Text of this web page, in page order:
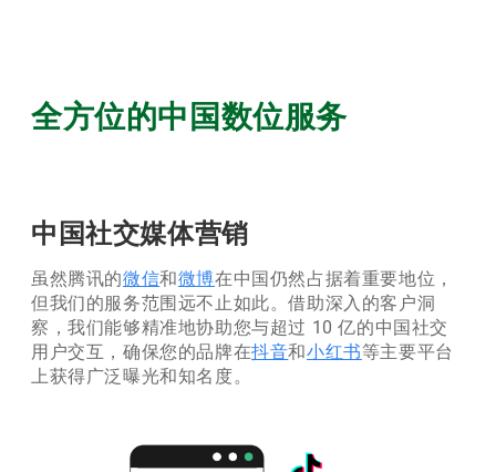
全方位的中国数位服务
中国社交媒体营销
虽然腾讯的微信和微博在中国仍然占据着重要地位，
但我们的服务范围远不止如此。借助深入的客户洞
察，我们能够精准地协助您与超过 10 亿的中国社交
用户交互，确保您的品牌在抖音和小红书等主要平台
上获得广泛曝光和知名度。